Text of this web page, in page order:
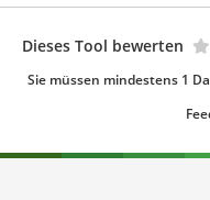
Dieses Tool bewerten
Sie müssen mindestens 1